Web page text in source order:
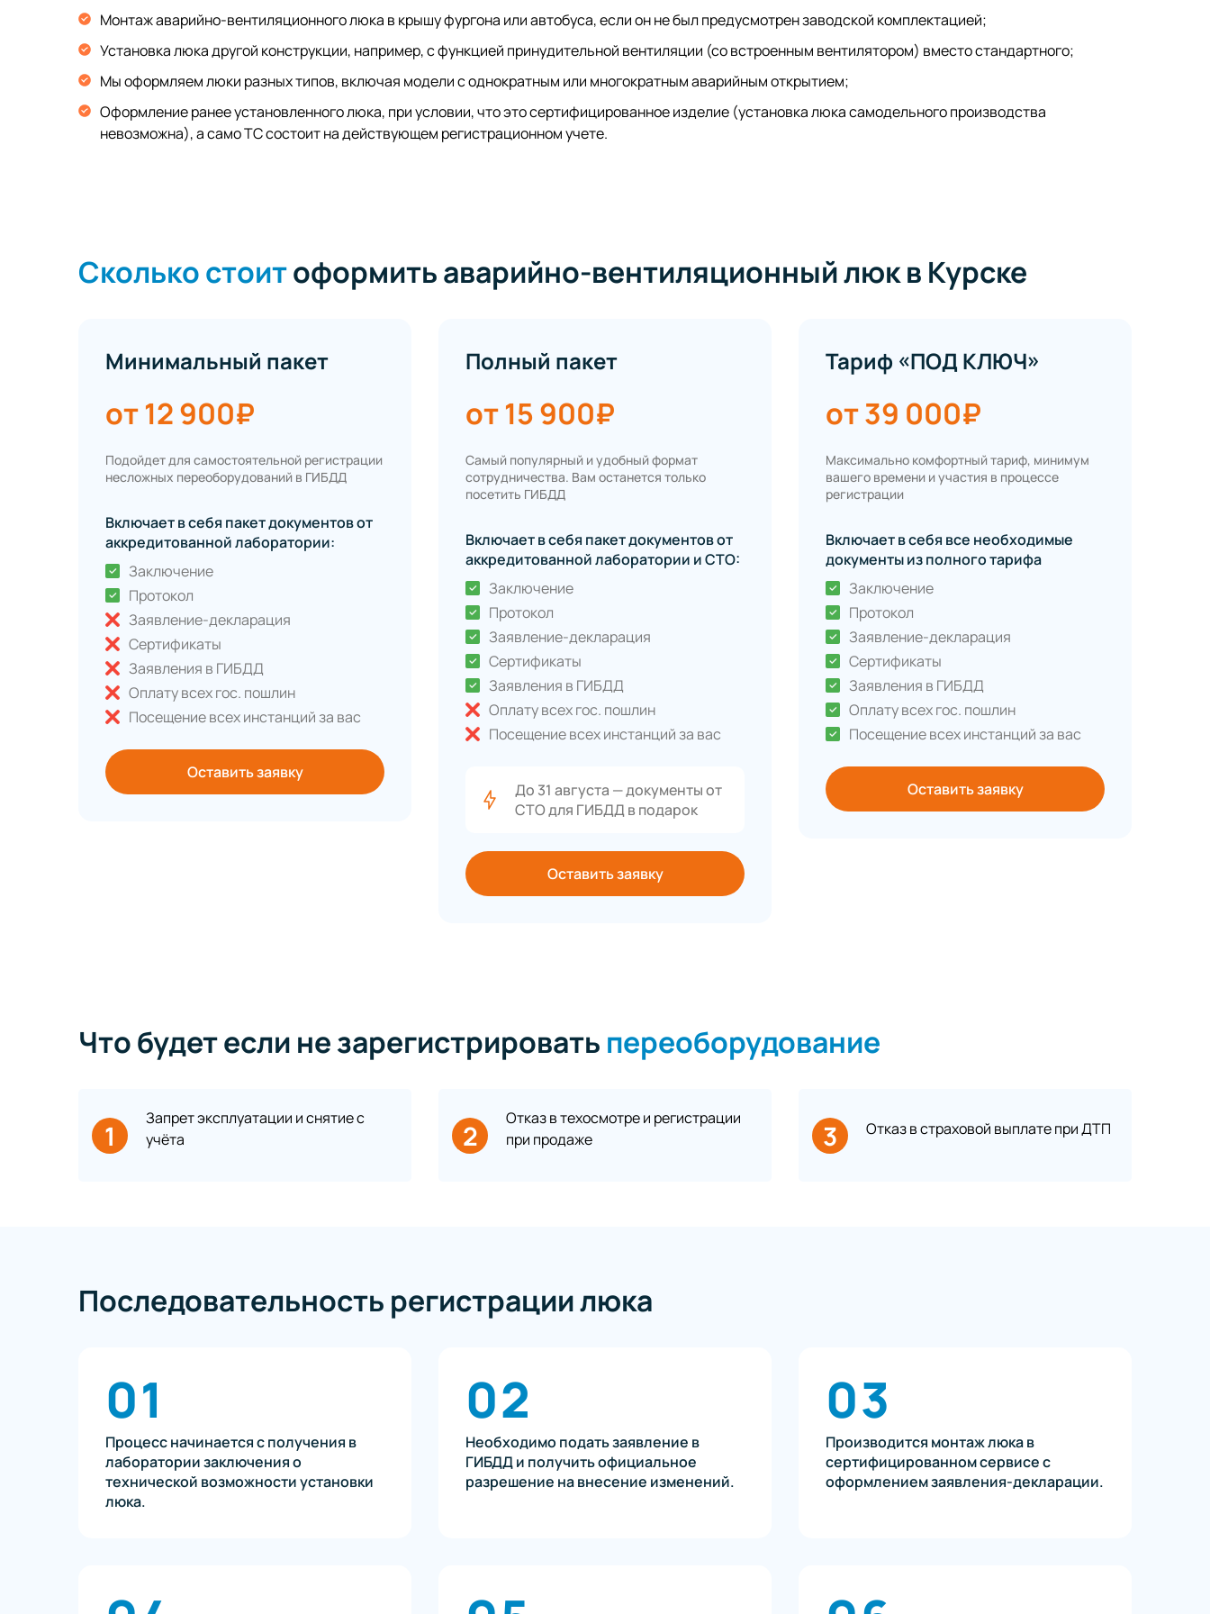
Монтаж аварийно-вентиляционного люка в крышу фургона или автобуса, если он не был предусмотрен заводской комплектацией;
Установка люка другой конструкции, например, с функцией принудительной вентиляции (со встроенным вентилятором) вместо стандартного;
Мы оформляем люки разных типов, включая модели с однократным или многократным аварийным открытием;
Оформление ранее установленного люка, при условии, что это сертифицированное изделие (установка люка самодельного производства
невозможна), а само ТС состоит на действующем регистрационном учете.
Сколько стоитоформить аварийно-вентиляционный люк в Курске
Минимальный пакет
от 12 900₽
Подойдет для самостоятельной регистрации
несложных переоборудований в ГИБДД
Включает в себя пакет документов от
аккредитованной лаборатории:
Заключение
Протокол
Заявление-декларация
Сертификаты
Заявления в ГИБДД
Оплату всех гос. пошлин
Посещение всех инстанций за вас
Оставить заявку
Полный пакет
от 15 900₽
Самый популярный и удобный формат
сотрудничества. Вам останется только
посетить ГИБДД
Включает в себя пакет документов от
аккредитованной лаборатории и СТО:
Заключение
Протокол
Заявление-декларация
Сертификаты
Заявления в ГИБДД
Оплату всех гос. пошлин
Посещение всех инстанций за вас
До 31 августа — документы от
СТО для ГИБДД в подарок
Оставить заявку
Тариф «ПОД КЛЮЧ»
от 39 000₽
Максимально комфортный тариф, минимум
вашего времени и участия в процессе
регистрации
Включает в себя все необходимые
документы из полного тарифа
Заключение
Протокол
Заявление-декларация
Сертификаты
Заявления в ГИБДД
Оплату всех гос. пошлин
Посещение всех инстанций за вас
Оставить заявку
Что будет если не зарегистрировать переоборудование
1
Запрет эксплуатации и снятие с
учёта
2
Отказ в техосмотре и регистрации
при продаже
3 Отказ в страховой выплате при ДТП
Последовательность регистрации люка
01
Процесс начинается с получения в
лаборатории заключения о
технической возможности установки
люка.
02
Необходимо подать заявление в
ГИБДД и получить официальное
разрешение на внесение изменений.
03
Производится монтаж люка в
сертифицированном сервисе с
оформлением заявления-декларации.